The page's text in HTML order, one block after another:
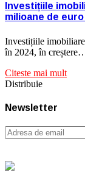
Investițiile
milioane de euro
Investițiile
în 2024, în
Citeste mai mult
Distribuie
Newsletter